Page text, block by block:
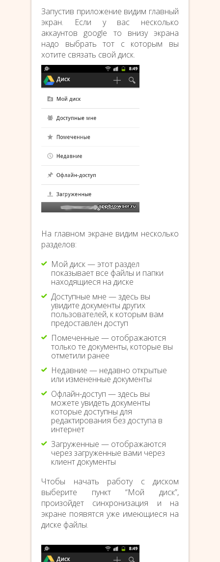
Запустив приложение видим главный
экран. Если у вас несколько
аккаунтов google то внизу экрана
надо выбрать тот с которым вы
хотите связать свой диск.
На главном экране видим несколько
разделов:
Мой диск — этот раздел
показывает все файлы и папки
находящиеся на диске
Доступные мне — здесь вы
увидите документы других
пользователей, к которым вам
предоставлен доступ
Помеченные — отображаются
только те документы, которые вы
отметили ранее
Недавние — недавно открытые
или измененные документы
Офлайн-доступ — здесь вы
можете увидеть документы
которые доступны для
редактирования без доступа в
интернет
Загруженные — отображаются
через загруженные вами через
клиент документы
Чтобы начать работу с диском
выберите пункт “Мой диск”,
произойдет синхронизация и на
экране появятся уже имеющиеся на
диске файлы.